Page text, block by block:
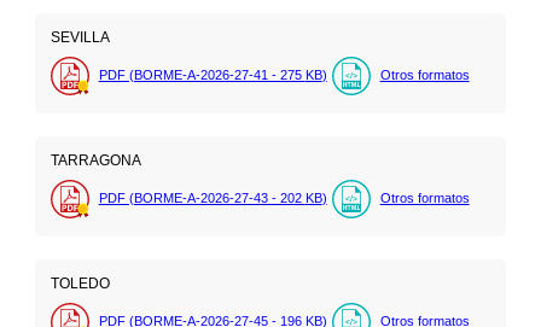
SEVILLA
PDF (BORME-A-2026-27-41 - 275 KB) Otros formatos
TARRAGONA
PDF (BORME-A-2026-27-43 - 202 KB) Otros formatos
TOLEDO
PDF (BORME-A-2026-27-45 - 196 KB) Otros formatos